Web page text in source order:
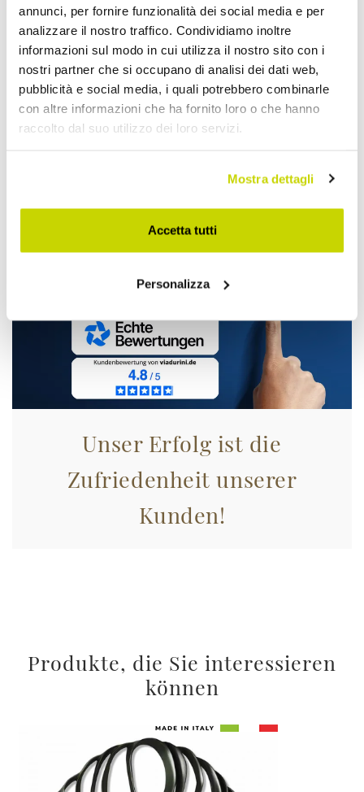
annunci, per fornire funzionalità dei social media e per
analizzare il nostro traffico. Condividiamo inoltre
informazioni sul modo in cui utilizza il nostro sito con i
nostri partner che si occupano di analisi dei dati web,
pubblicità e social media, i quali potrebbero combinarle
con altre informazioni che ha fornito loro o che hanno
raccolto dal suo utilizzo dei loro servizi.
Mostra dettagli
Accetta tutti
Personalizza
zugreifen!
Unser Erfolg ist die
Zufriedenheit unserer
Kunden!
Produkte, die Sie interessieren
können